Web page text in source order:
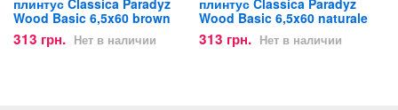
Wood Basic 6,5x60 brown
313 грн. Нет в наличии
Wood Basic 6,5x60 naturale
313 грн. Нет в наличии